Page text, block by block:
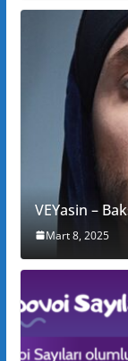
VEYasin –
Mart 8, 2025